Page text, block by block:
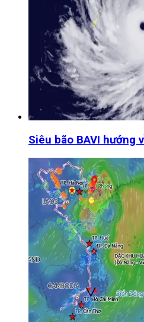
Siêu bão BAVI hướng